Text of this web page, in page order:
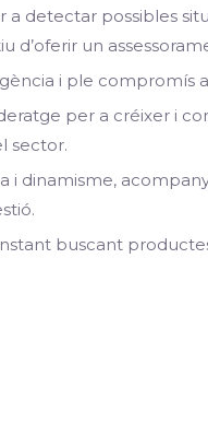
a detectar possibles
d’oferir un
i ple compromís
per a créixer i
sector.
i dinamisme,
buscant